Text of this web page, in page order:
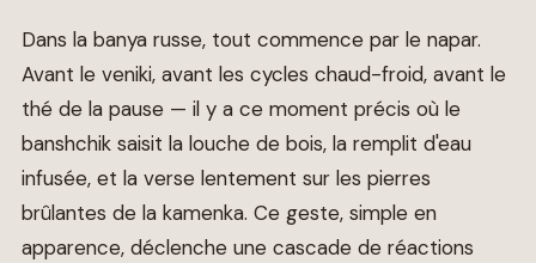
Dans la banya russe, tout commence par le napar.
Avant le veniki, avant les cycles chaud-froid, avant le
thé de la pause — il y a ce moment précis où le
banshchik saisit la louche de bois, la remplit d'eau
infusée, et la verse lentement sur les pierres
brûlantes de la kamenka. Ce geste, simple en
apparence, déclenche une cascade de réactions